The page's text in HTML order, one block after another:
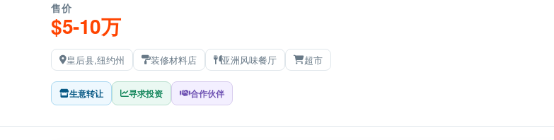
售价
$5-10万
皇后县,纽约州 装修材料店 亚洲风味餐厅 超市
生意转让 寻求投资 合作伙伴